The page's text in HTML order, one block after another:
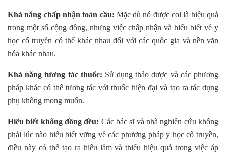
Khả năng chấp nhận toàn cầu: Mặc dù nó được coi là hiệu quả
trong một số cộng đồng, nhưng việc chấp nhận và hiểu biết về y
học cổ truyền có thể khác nhau đối với các quốc gia và nền văn
hóa khác nhau.
Khả năng tương tác thuốc: Sử dụng thảo dược và các phương
pháp khác có thể tương tác với thuốc hiện đại và tạo ra tác dụng
phụ không mong muốn.
Hiểu biết không đồng đều: Các bác sĩ và nhà nghiên cứu không
phải lúc nào hiểu biết vững về các phương pháp y học cổ truyền,
điều này có thể tạo ra hiểu lầm và thiếu hiệu quả trong việc áp